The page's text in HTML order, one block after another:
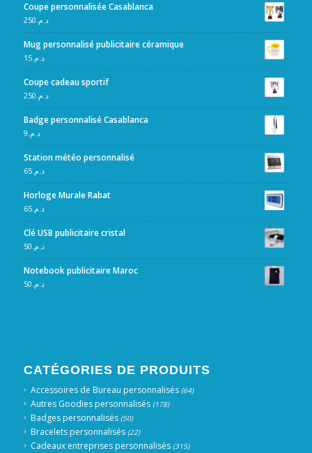
Coupe personnalisée Casablanca
د.م.250
Mug personnalisé publicitaire céramique
د.م.15
Coupe cadeau sportif
د.م.250
Badge personnalisé Casablanca
د.م.9
Station météo personnalisé
د.م.65
Horloge Murale Rabat
د.م.65
Clé USB publicitaire cristal
د.م.50
Notebook publicitaire Maroc
د.م.50
CATÉGORIES DE PRODUITS
Accessoires de Bureau personnalisés (64)
Autres Goodies personnalisés (178)
Badges personnalisés (50)
Bracelets personnalisés (22)
Cadeaux entreprises personnalisés (315)